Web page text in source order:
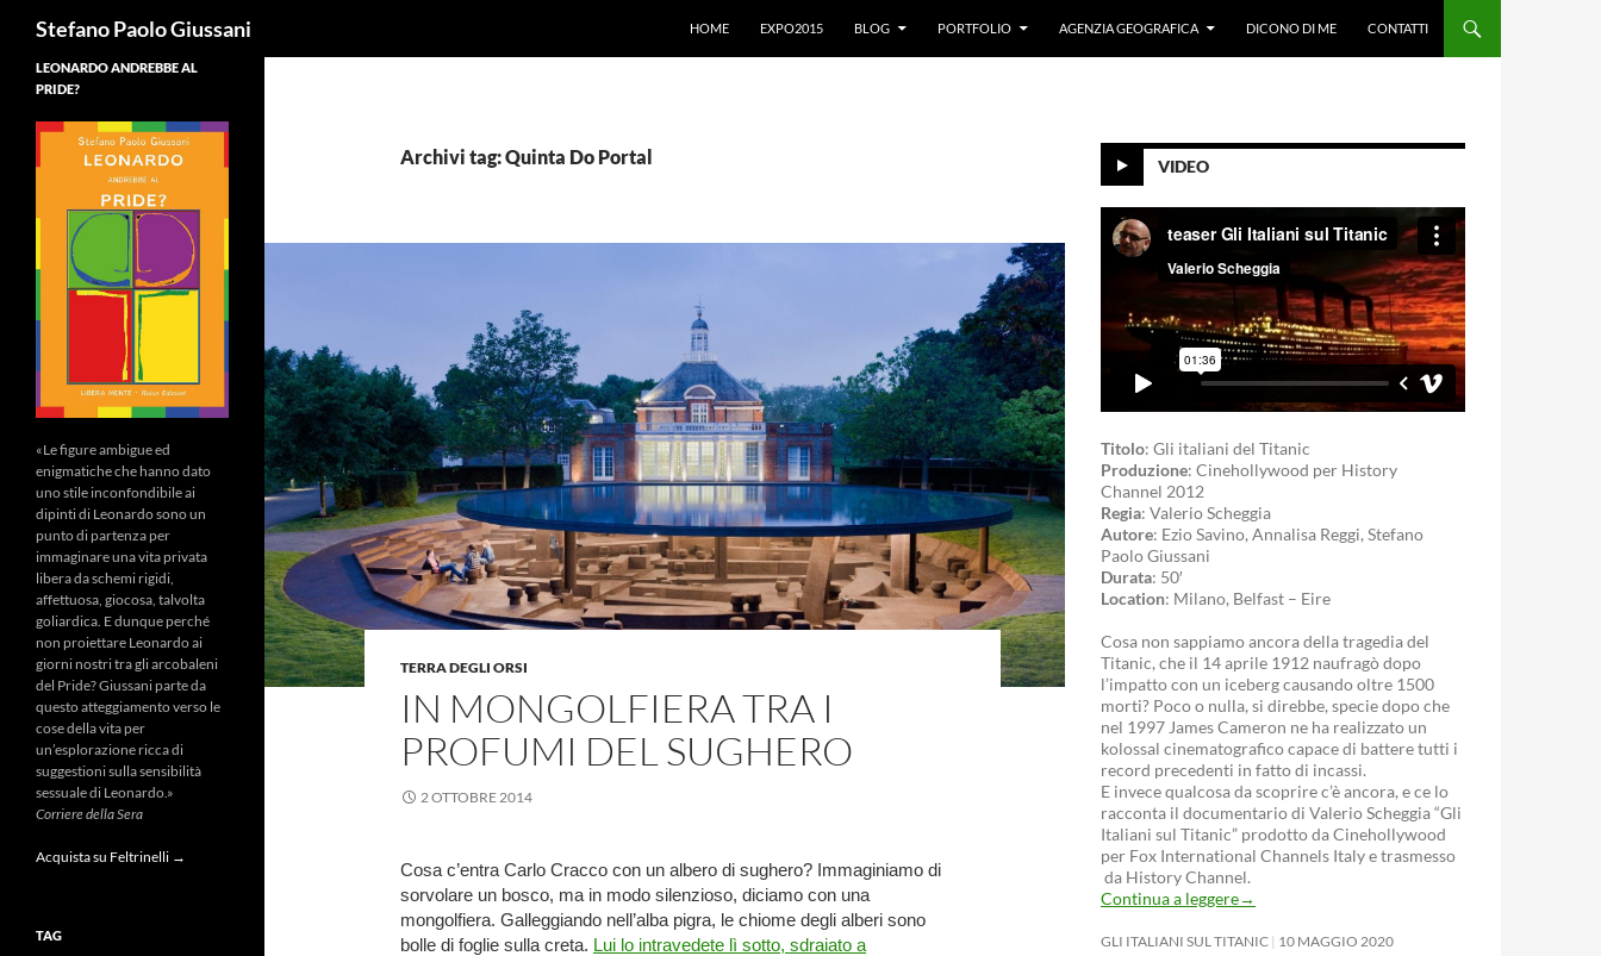
Stefano Paolo Giussani
HOME
EXPO2015 BLOG PORTFOLIO AGENZIA GEOGRAFICA DICONO DI ME CONTATTI
Archivi tag: Quinta Do Portal
TERRA DEGLI ORSI
IN MONGOLFIERA TRA I
PROFUMI DEL SUGHERO
2 OTTOBRE 2014
Cosa c’entra Carlo Cracco con un albero di sughero? Immaginiamo di
sorvolare un bosco, ma in modo silenzioso, diciamo con una
mongolfiera. Galleggiando nell’alba pigra, le chiome degli alberi sono
bolle di foglie sulla creta. Lui lo intravedete lì sotto, sdraiato a
VIDEO
Titolo: Gli italiani del Titanic
Produzione: Cinehollywood per History
Channel 2012
Regia: Valerio Scheggia
Autore: Ezio Savino, Annalisa Reggi, Stefano
Paolo Giussani
Durata: 50′
Location: Milano, Belfast – Eire
Cosa non sappiamo ancora della tragedia del
Titanic, che il 14 aprile 1912 naufragò dopo
l’impatto con un iceberg causando oltre 1500
morti? Poco o nulla, si direbbe, specie dopo che
nel 1997 James Cameron ne ha realizzato un
kolossal cinematografico capace di battere tutti i
record precedenti in fatto di incassi.
E invece qualcosa da scoprire c’è ancora, e ce lo
racconta il documentario di Valerio Scheggia “Gli
Italiani sul Titanic” prodotto da Cinehollywood
per Fox International Channels Italy e trasmesso
da History Channel.
Continua a leggere→
GLI ITALIANI SUL TITANIC 10 MAGGIO 2020
LEONARDO ANDREBBE AL
PRIDE?
«Le figure ambigue ed
enigmatiche che hanno dato
uno stile inconfondibile ai
dipinti di Leonardo sono un
punto di partenza per
immaginare una vita privata
libera da schemi rigidi,
affettuosa, giocosa, talvolta
goliardica. E dunque perché
non proiettare Leonardo ai
giorni nostri tra gli arcobaleni
del Pride? Giussani parte da
questo atteggiamento verso le
cose della vita per
un’esplorazione ricca di
suggestioni sulla sensibilità
sessuale di Leonardo.»
Corriere della Sera
Acquista su Feltrinelli →
TAG